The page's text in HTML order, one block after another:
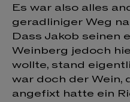
Es war also alles
geradliniger Weg
Dass Jakob seinen
Weinberg jedoch
wollte, stand
war doch der Wein,
angefixt hatte ein